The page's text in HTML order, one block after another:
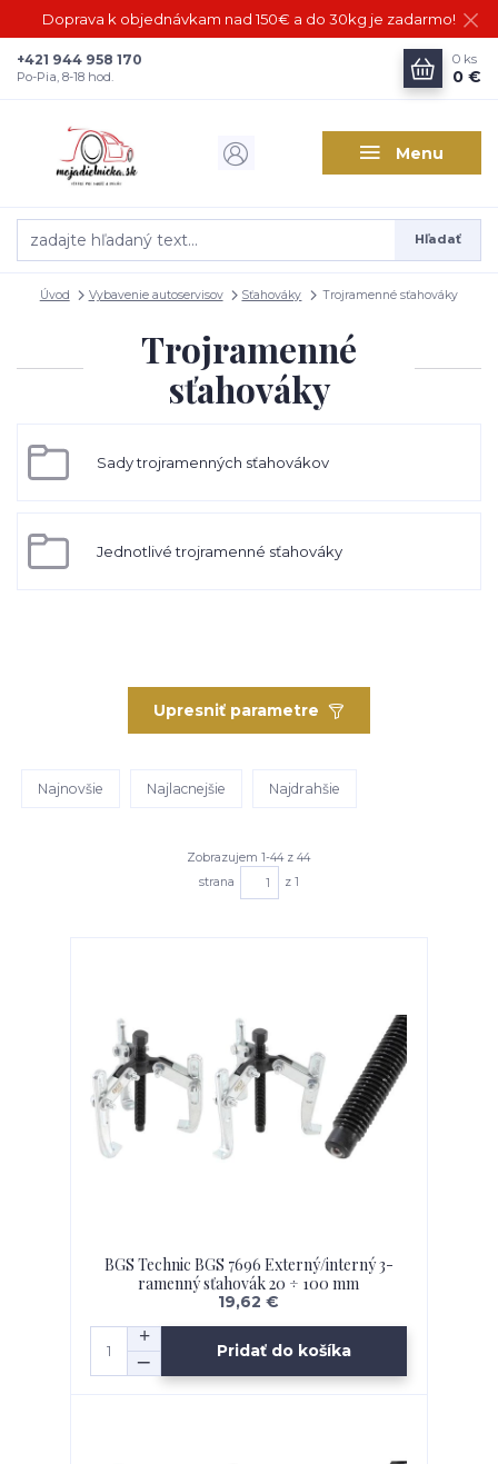
Doprava k objednávkam nad 150€ a do 30kg je zadarmo!
Menu
Hľadať
+421 944 958 170
Po-Pia, 8-18 hod.
0 ks
0 €
Úvod Vybavenie autoservisov Sťahováky Trojramenné sťahováky
Trojramenné
sťahováky
Sady trojramenných sťahovákov
Jednotlivé trojramenné sťahováky
Upresniť parametre
Najnovšie Najlacnejšie Najdrahšie
Zobrazujem 1-44 z 44
strana
z 1
BGS Technic BGS 7696 Externý/interný 3-
ramenný sťahovák 20 ÷ 100 mm
19,62 €
Pridať do košíka